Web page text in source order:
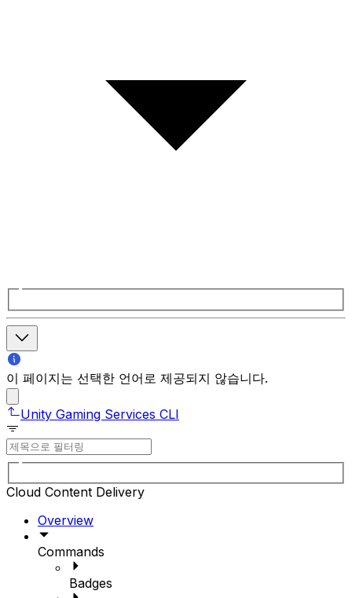
이 페이지는 선택한 언어로 제공되지 않습니다.
Unity Gaming Services CLI
Cloud Content Delivery
Overview
Commands
Badges